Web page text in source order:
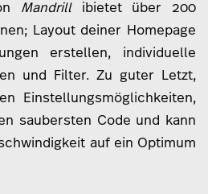
Mandrillibietet über 200
Layout deiner Homepage
erstellen, individuelle
und Filter. Zu guter Letzt,
Einstellungsmöglichkeiten,
saubersten Code und kann
auf ein Optimum